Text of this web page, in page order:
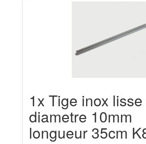
1x Tige inox lisse
diametre 10mm
longueur 35cm